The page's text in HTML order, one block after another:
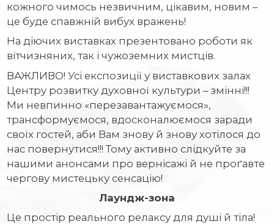
кожного чимось незвичним, цікавим, новим –
це буде спавжній вибух вражень!
На діючих виставках презентовано роботи як
вітчизняних, так і чужоземних мистців.
ВАЖЛИВО! Усі експозиції у виставкових залах
Центру розвитку духовної культури – змінні!!!
Ми невпинно «перезавантажуємося»,
трансформуємося, вдосконалюємося заради
своїх гостей, аби Вам знову й знову хотілося до
нас повернутися!!! Тому активно слідкуйте за
нашими анонсами про вернісажі й не проґавте
чергову мистецьку сенсацію!
Лаундж-зона
Це простір реального релаксу для душі й тіла!